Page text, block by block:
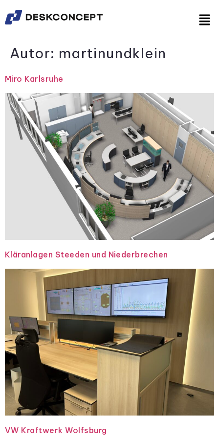
Autor: martinundklein
Miro Karlsruhe
Kläranlagen Steeden und Niederbrechen
VW Kraftwerk Wolfsburg